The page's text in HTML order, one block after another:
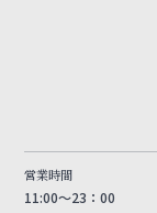
営業時間
11:00～23：00